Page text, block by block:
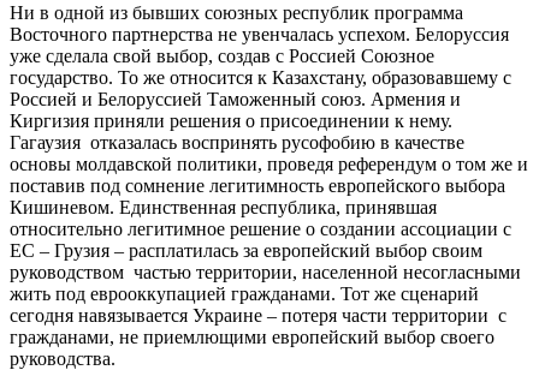
Ни в одной из бывших союзных республик программа
Восточного партнерства не увенчалась успехом. Белоруссия
уже сделала свой выбор, создав с Россией Союзное
государство. То же относится к Казахстану, образовавшему с
Россией и Белоруссией Таможенный союз. Армения и
Киргизия приняли решения о присоединении к нему.
Гагаузия отказалась воспринять русофобию в качестве
основы молдавской политики, проведя референдум о том же и
поставив под сомнение легитимность европейского выбора
Кишиневом. Единственная республика, принявшая
относительно легитимное решение о создании ассоциации с
ЕС – Грузия – расплатилась за европейский выбор своим
руководством частью территории, населенной несогласными
жить под еврооккупацией гражданами. Тот же сценарий
сегодня навязывается Украине – потеря части территории с
гражданами, не приемлющими европейский выбор своего
руководства.